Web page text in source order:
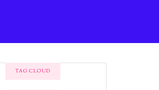
TAG CLOUD